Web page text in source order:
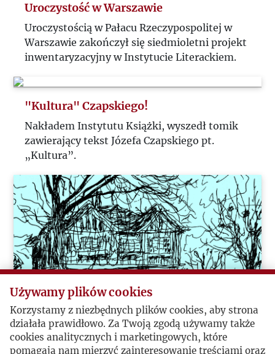
Uroczystość w Warszawie
Uroczystością w Pałacu Rzeczypospolitej w
Warszawie zakończył się siedmioletni projekt
inwentaryzacyjny w Instytucie Literackiem.
"Kultura" Czapskiego!
Nakładem Instytutu Książki, wyszedł tomik
zawierający tekst Józefa Czapskiego pt.
„Kultura”.
W archiwum IL
Używamy plików cookies
Korzystamy z niezbędnych plików cookies, aby strona
działała prawidłowo. Za Twoją zgodą używamy także
cookies analitycznych i marketingowych, które
pomagają nam mierzyć zainteresowanie treściami oraz